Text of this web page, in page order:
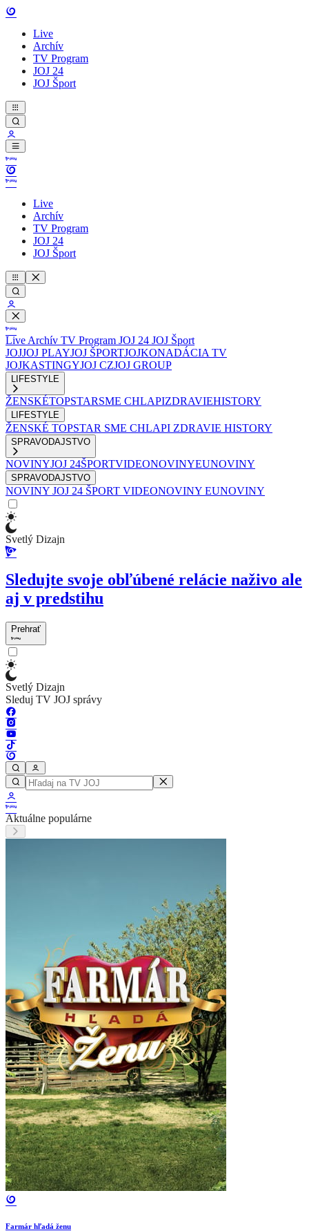
Live
Archív
TV Program
JOJ 24
JOJ Šport
Live
Archív
TV Program
JOJ 24
JOJ Šport
Live Archív TV Program JOJ 24 JOJ Šport
JOJJOJ PLAYJOJ ŠPORTJOJKONADÁCIA TV
JOJKASTINGYJOJ CZJOJ GROUP
LIFESTYLE
ŽENSKÉTOPSTARSME CHLAPIZDRAVIEHISTORY
LIFESTYLE
ŽENSKÉ TOPSTAR SME CHLAPI ZDRAVIE HISTORY
SPRAVODAJSTVO
NOVINYJOJ 24ŠPORTVIDEONOVINYEUNOVINY
SPRAVODAJSTVO
NOVINY JOJ 24 ŠPORT VIDEONOVINY EUNOVINY
Svetlý Dizajn
Sledujte svoje obľúbené relácie naživo ale
aj v predstihu
Prehrať
Svetlý Dizajn
Sleduj TV JOJ správy
Aktuálne populárne
Farmár hľadá ženu